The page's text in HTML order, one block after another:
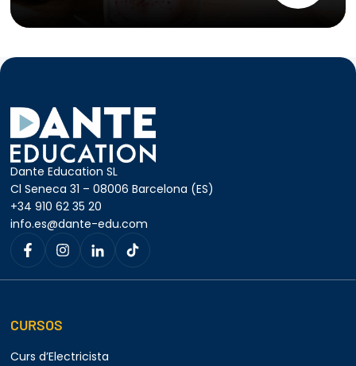
Dante Education SL
Cl Seneca 31 – 08006 Barcelona (ES)
+34 910 62 35 20
info.es@dante-edu.com
CURSOS
Curs d’Electricista